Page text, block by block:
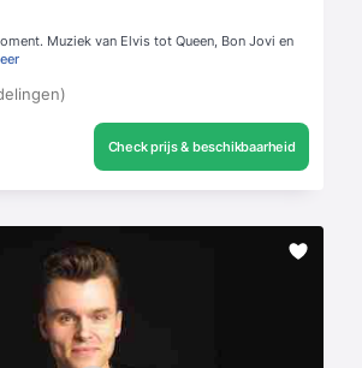
Muziek van Elvis tot Queen, Bon Jovi en
Check prijs & beschikbaarheid